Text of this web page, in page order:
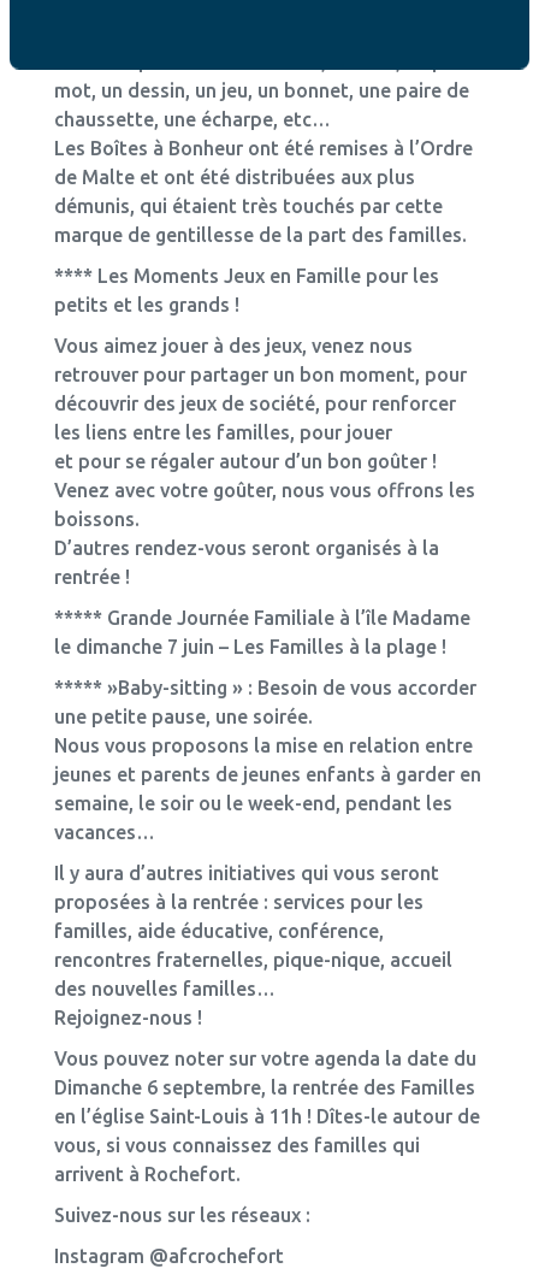
mot, un dessin, un jeu, un bonnet, une paire de
chaussette, une écharpe, etc…
Les Boîtes à Bonheur ont été remises à l’Ordre
de Malte et ont été distribuées aux plus
démunis, qui étaient très touchés par cette
marque de gentillesse de la part des familles.
**** Les Moments Jeux en Famille pour les
petits et les grands !
Vous aimez jouer à des jeux, venez nous
retrouver pour partager un bon moment, pour
découvrir des jeux de société, pour renforcer
les liens entre les familles, pour jouer
et pour se régaler autour d’un bon goûter !
Venez avec votre goûter, nous vous offrons les
boissons.
D’autres rendez-vous seront organisés à la
rentrée !
***** Grande Journée Familiale à l’île Madame
le dimanche 7 juin – Les Familles à la plage !
***** »Baby-sitting » : Besoin de vous accorder
une petite pause, une soirée.
Nous vous proposons la mise en relation entre
jeunes et parents de jeunes enfants à garder en
semaine, le soir ou le week-end, pendant les
vacances…
Il y aura d’autres initiatives qui vous seront
proposées à la rentrée : services pour les
familles, aide éducative, conférence,
rencontres fraternelles, pique-nique, accueil
des nouvelles familles…
Rejoignez-nous !
Vous pouvez noter sur votre agenda la date du
Dimanche 6 septembre, la rentrée des Familles
en l’église Saint-Louis à 11h ! Dîtes-le autour de
vous, si vous connaissez des familles qui
arrivent à Rochefort.
Suivez-nous sur les réseaux :
Instagram @afcrochefort